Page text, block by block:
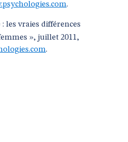
.
: les vraies différences
», juillet 2011,
.